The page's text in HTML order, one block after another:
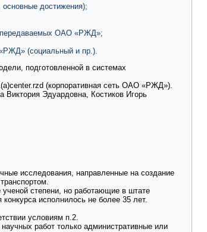
достижения);
передаваемых ОАО «РЖД»;
(социальный и пр.).
подготовленной в системах
(корпоративная сеть ОАО «РЖД»).
Эдуардовна, Костиков Игорь
исследования, направленные на создание
степени, но работающие в штате
исполнилось не более 35 лет.
условиям п.2.
работ только административные или